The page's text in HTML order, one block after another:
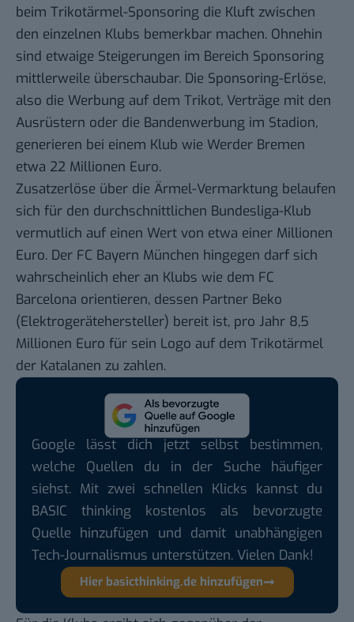
beim Trikotärmel-Sponsoring die Kluft zwischen
den einzelnen Klubs bemerkbar machen. Ohnehin
sind etwaige Steigerungen im Bereich Sponsoring
mittlerweile überschaubar. Die Sponsoring-Erlöse,
also die Werbung auf dem Trikot, Verträge mit den
Ausrüstern oder die Bandenwerbung im Stadion,
generieren bei einem Klub wie Werder Bremen
etwa 22 Millionen Euro.
Zusatzerlöse über die Ärmel-Vermarktung belaufen
sich für den durchschnittlichen Bundesliga-Klub
vermutlich auf einen Wert von etwa einer Millionen
Euro. Der FC Bayern München hingegen darf sich
wahrscheinlich eher an Klubs wie dem FC
Barcelona orientieren, dessen Partner Beko
(Elektrogerätehersteller) bereit ist, pro Jahr 8,5
Millionen Euro für sein Logo auf dem Trikotärmel
der Katalanen zu zahlen.
Google lässt dich jetzt selbst bestimmen,
welche Quellen du in der Suche häufiger
siehst. Mit zwei schnellen Klicks kannst du
BASIC thinking kostenlos als bevorzugte
Quelle hinzufügen und damit unabhängigen
Tech-Journalismus unterstützen. Vielen Dank!
Hier basicthinking.de hinzufügen